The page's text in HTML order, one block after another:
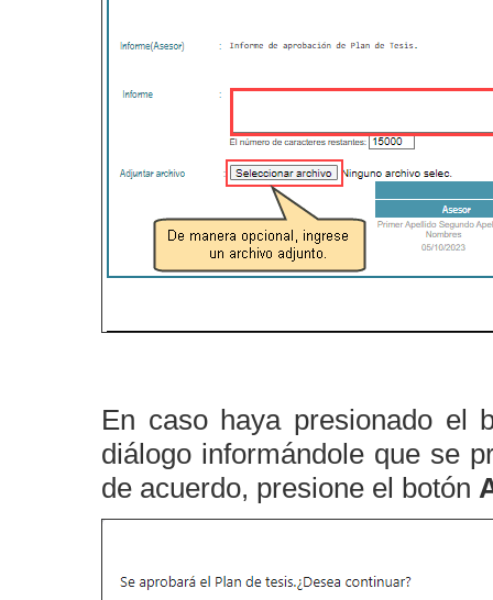
En caso haya presionado el
diálogo informándole que se
de acuerdo, presione el botón